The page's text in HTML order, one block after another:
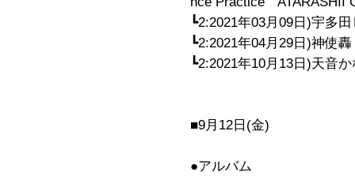
┗2:2021年03月09日)宇多
┗2:2021年04月29日)神使
┗2:2021年10月13日)天音
■9月12日(金)
●アルバム